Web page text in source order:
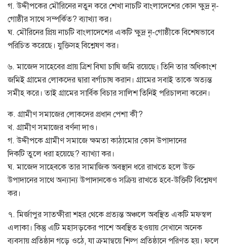
গ. উদ্দীপকের মৌরিনের নতুন করে শেখা নাচটি বাংলাদেশের কোন ক্ষুদ্র নৃ-
গোষ্ঠীর সাথে সম্পর্কিত? ব্যাখ্যা কর।
ঘ. মৌরিনের প্রিয় নাচটি বাংলাদেশের একটি ক্ষুদ্র নৃ-গোষ্ঠীকে বিশেষভাবে
পরিচিত করেছে। যুক্তিসহ বিশ্লেষণ কর।
৬. মাজেদ সাহেবের প্রায় ত্রিশ বিঘা চাষি জমি রয়েছে। তিনি তার অধিকাংশ
জমিই গ্রামের লোকদের দ্বারা বর্গাচাষ করান। গ্রামের সবাই তাকে অত্যন্ত
সমীহ করে। তাই গ্রামের সার্বিক বিচার সালিশ তিনিই পরিচালনা করেন।
ক. গ্রামীণ সমাজের লোকদের প্রধান পেশা কী?
খ. গ্রামীণ সমাজের বর্ণনা দাও।
গ. উদ্দীপকে গ্রামীণ সমাজে ক্ষমতা কাঠামোর কোন উপাদানের
দিকটি তুলে ধরা হয়েছে? ব্যাখ্যা কর।
ঘ. মাজেদ সাহেবকে তার সামাজিক অবস্থান ধরে রাখতে হলে উক্ত
উপাদানের সাথে অন্যান্য উপাদানকেও সক্রিয় রাখতে হবে-উক্তিটি বিশ্লেষণ
কর।
৭. মির্জাপুর সাতক্ষীরা শহর থেকে প্রত্যন্ত অঞ্চলে অবস্থিত একটি মফস্বল
এলাকা। কিন্তু এটি মহাসড়কের পাশে অবস্থিত হওয়ায় সেখানে অনেক
ব্যবসায় প্রতিষ্ঠান গড়ে ওঠে, যা ক্রমান্বয়ে শিল্প প্রতিষ্ঠানে পরিণত হয়। ফলে